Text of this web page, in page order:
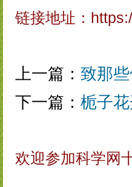
链接地址：
上一篇： 致那
下一篇： 栀子花
欢迎参加科学网